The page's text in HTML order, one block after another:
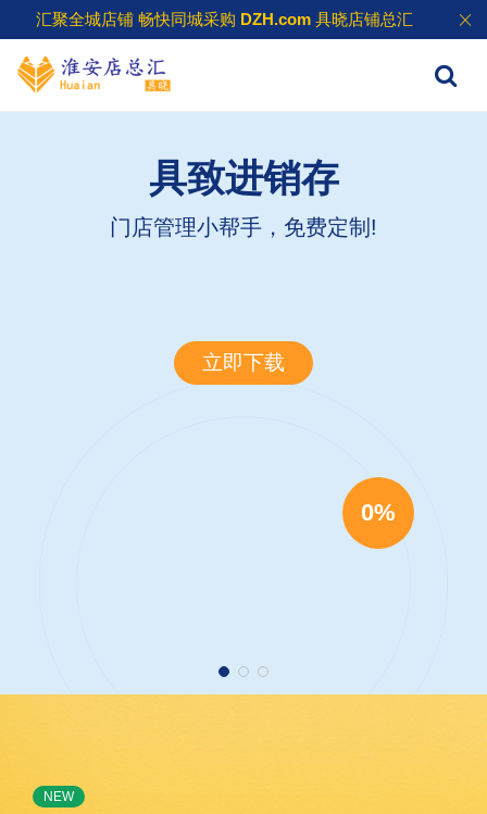
汇聚全城店铺 畅快同城采购 DZH.com 具晓店铺总汇
具致进销存
门店管理小帮手，免费定制!
立即下载
0%
NEW